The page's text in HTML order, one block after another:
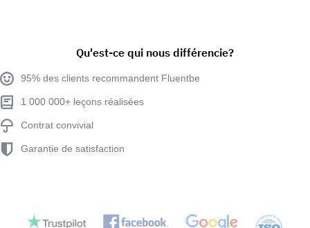
Qu'est-ce qui nous différencie?
95% des clients recommandent Fluentbe
1 000 000+ leçons réalisées
Contrat convivial
Garantie de satisfaction